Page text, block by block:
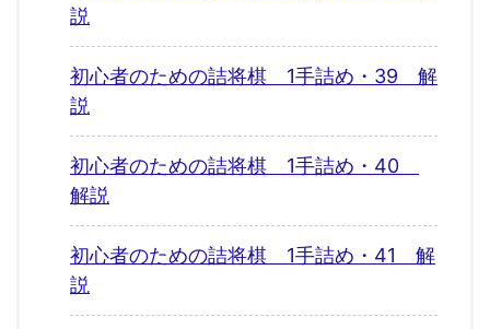
説
初心者のための詰将棋 1手詰め・39 解
説
初心者のための詰将棋 1手詰め・40
解説
初心者のための詰将棋 1手詰め・41 解
説